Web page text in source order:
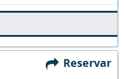
Reservar